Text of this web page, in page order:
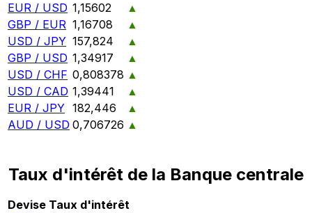
EUR / USD 1,15602
▲
GBP / EUR 1,16708
▲
USD / JPY 157,824
▲
GBP / USD 1,34917
▲
USD / CHF 0,808378 ▲
USD / CAD 1,39441
▲
EUR / JPY 182,446
▲
AUD / USD 0,706726 ▲
Taux d'intérêt de la Banque centrale
Devise Taux d'intérêt